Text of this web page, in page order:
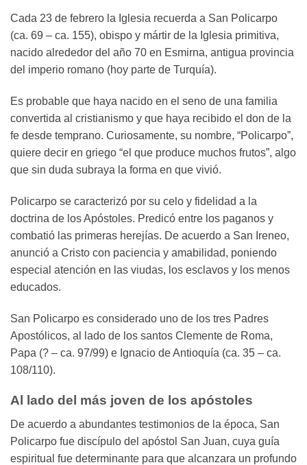
Cada 23 de febrero la Iglesia recuerda a San Policarpo
(ca. 69 – ca. 155), obispo y mártir de la Iglesia primitiva,
nacido alrededor del año 70 en Esmirna, antigua provincia
del imperio romano (hoy parte de Turquía).
Es probable que haya nacido en el seno de una familia
convertida al cristianismo y que haya recibido el don de la
fe desde temprano. Curiosamente, su nombre, “Policarpo”,
quiere decir en griego “el que produce muchos frutos”, algo
que sin duda subraya la forma en que vivió.
Policarpo se caracterizó por su celo y fidelidad a la
doctrina de los Apóstoles. Predicó entre los paganos y
combatió las primeras herejías. De acuerdo a San Ireneo,
anunció a Cristo con paciencia y amabilidad, poniendo
especial atención en las viudas, los esclavos y los menos
educados.
San Policarpo es considerado uno de los tres Padres
Apostólicos, al lado de los santos Clemente de Roma,
Papa (? – ca. 97/99) e Ignacio de Antioquía (ca. 35 – ca.
108/110).
Al lado del más joven de los apóstoles
De acuerdo a abundantes testimonios de la época, San
Policarpo fue discípulo del apóstol San Juan, cuya guía
espiritual fue determinante para que alcanzara un profundo